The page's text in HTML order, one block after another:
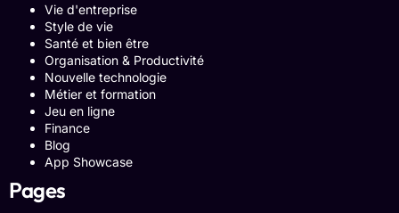
Vie d'entreprise
Style de vie
Santé et bien être
Organisation & Productivité
Nouvelle technologie
Métier et formation
Jeu en ligne
Finance
Blog
App Showcase
Pages